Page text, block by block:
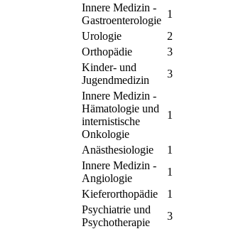
Innere Medizin -
Gastroenterologie
1
Urologie
2
Orthopädie
3
Kinder- und
Jugendmedizin
3
Innere Medizin -
Hämatologie und
internistische
Onkologie
1
Anästhesiologie
1
Innere Medizin -
Angiologie
1
Kieferorthopädie
1
Psychiatrie und
Psychotherapie
3